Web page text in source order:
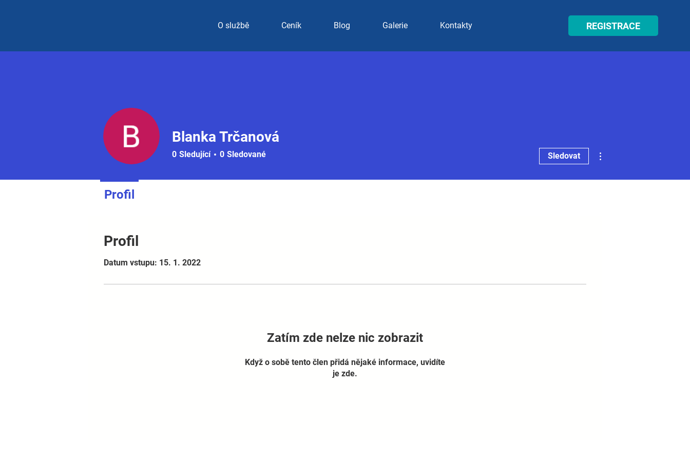
O službě Ceník Blog Galerie Kontakty REGISTRACE
Profil
Datum vstupu: 15. 1. 2022
Zatím zde nelze nic zobrazit
Když o sobě tento člen přidá nějaké informace, uvidíte
je zde.
Blanka Trčanová
0 Sledující 0 Sledované Sledovat
Profil